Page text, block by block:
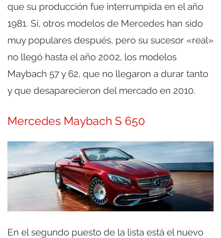
que su producción fue interrumpida en el año
1981. Sí, otros modelos de Mercedes han sido
muy populares después, pero su sucesor «real»
no llegó hasta el año 2002, los modelos
Maybach 57 y 62, que no llegaron a durar tanto
y que desaparecieron del mercado en 2010.
Mercedes Maybach S 650
En el segundo puesto de la lista está el nuevo